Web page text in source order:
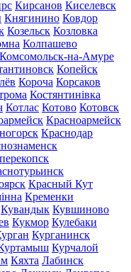
Кирсанов Киселевск
Княгинино Ковдор
Козельск Козловка
Колпашево
Комсомольск-на-Амуре
Копейск
Короча Корсаков
Костянтинівка
Котлас Котово Котовск
Красноармейск
Краснодар
Красный Кут
Кременки
Кувандык Кувшиново
Кукмор Кулебаки
Курганинск
Курчалой
Кяхта Лабинск